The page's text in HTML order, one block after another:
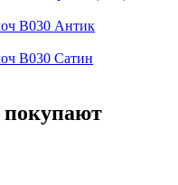
В030 Антик
В030 Сатин
покупают